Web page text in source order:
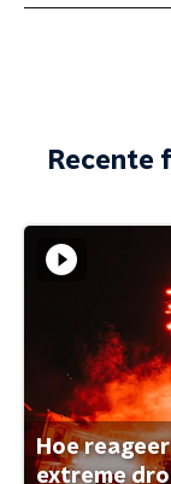
Recente
Hoe
extreme